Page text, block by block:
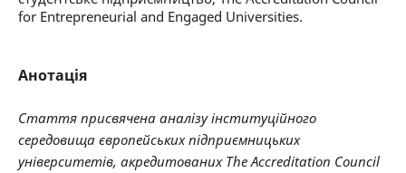
for Entrepreneurial and Engaged Universities.
Анотація
Стаття присвячена аналізу інституційного
середовища європейських підприємницьких
університетів, акредитованих The Accreditation Council